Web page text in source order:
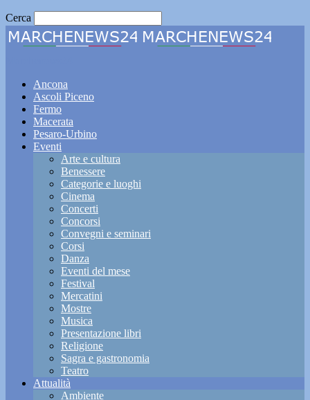
Cerca
Ancona
Ascoli Piceno
Fermo
Macerata
Pesaro-Urbino
Eventi
Arte e cultura
Benessere
Categorie e luoghi
Cinema
Concerti
Concorsi
Convegni e seminari
Corsi
Danza
Eventi del mese
Festival
Mercatini
Mostre
Musica
Presentazione libri
Religione
Sagra e gastronomia
Teatro
Attualità
Ambiente